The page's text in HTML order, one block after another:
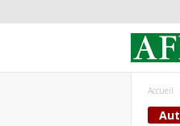
Accueil